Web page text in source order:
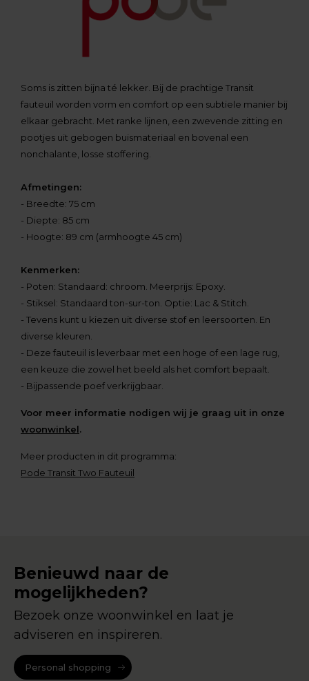
Soms is zitten bijna té lekker. Bij de prachtige Transit
fauteuil worden vorm en comfort op een subtiele manier bij
elkaar gebracht. Met ranke lijnen, een zwevende zitting en
pootjes uit gebogen buismateriaal en bovenal een
nonchalante, losse stoffering.
Afmetingen:
- Breedte: 75 cm
- Diepte: 85 cm
- Hoogte: 89 cm (armhoogte 45 cm)
Kenmerken:
- Poten: Standaard: chroom. Meerprijs: Epoxy.
- Stiksel: Standaard ton-sur-ton. Optie: Lac & Stitch.
- Tevens kunt u kiezen uit diverse stof en leersoorten. En
diverse kleuren.
- Deze fauteuil is leverbaar met een hoge of een lage rug,
een keuze die zowel het beeld als het comfort bepaalt.
- Bijpassende poef verkrijgbaar.
Voor meer informatie nodigen wij je graag uit in onze
woonwinkel.
Meer producten in dit programma:
Pode Transit Two Fauteuil
Benieuwd naar de
mogelijkheden?
Bezoek onze woonwinkel en laat je
adviseren en inspireren.
Personal shopping